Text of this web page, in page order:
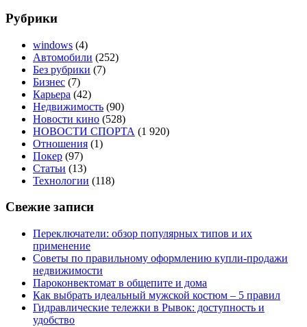
Рубрики
windows (4)
Автомобили (252)
Без рубрики (7)
Бизнес (7)
Карьера (42)
Недвижимость (90)
Новости кино (528)
НОВОСТИ СПОРТА (1 920)
Отношения (1)
Покер (97)
Статьи (13)
Технологии (118)
Свежие записи
Переключатели: обзор популярных типов и их
применение
Советы по правильному оформлению купли-продажи
недвижимости
Пароконвектомат в общепите и дома
Как выбрать идеальный мужской костюм – 5 правил
Гидравлические тележки в Рывок: доступность и
удобство